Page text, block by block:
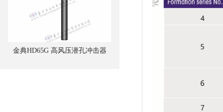
金典HD65G 高风压潜孔冲击器